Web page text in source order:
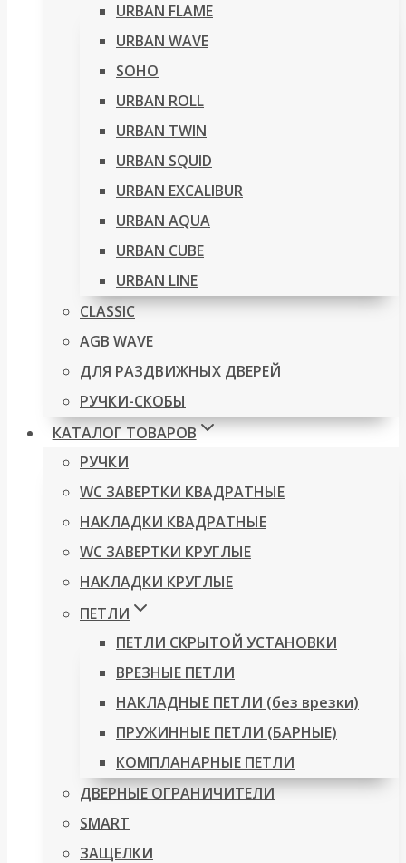
URBAN FLAME
URBAN WAVE
SOHO
URBAN ROLL
URBAN TWIN
URBAN SQUID
URBAN EXCALIBUR
URBAN AQUA
URBAN CUBE
URBAN LINE
CLASSIC
AGB WAVE
ДЛЯ РАЗДВИЖНЫХ ДВЕРЕЙ
РУЧКИ-СКОБЫ
КАТАЛОГ ТОВАРОВ
РУЧКИ
WC ЗАВЕРТКИ КВАДРАТНЫЕ
НАКЛАДКИ КВАДРАТНЫЕ
WC ЗАВЕРТКИ КРУГЛЫЕ
НАКЛАДКИ КРУГЛЫЕ
ПЕТЛИ
ПЕТЛИ СКРЫТОЙ УСТАНОВКИ
ВРЕЗНЫЕ ПЕТЛИ
НАКЛАДНЫЕ ПЕТЛИ (без врезки)
ПРУЖИННЫЕ ПЕТЛИ (БАРНЫЕ)
КОМПЛАНАРНЫЕ ПЕТЛИ
ДВЕРНЫЕ ОГРАНИЧИТЕЛИ
SMART
ЗАЩЕЛКИ